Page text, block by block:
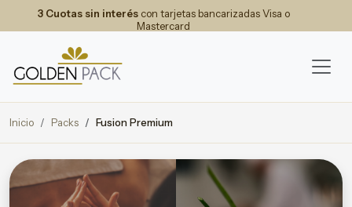
3 Cuotas sin interéscon tarjetas bancarizadas Visa o
Mastercard
Inicio Packs Fusion Premium